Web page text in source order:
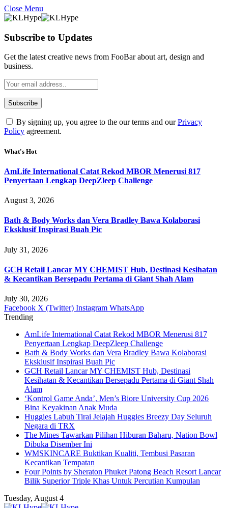
Close Menu
Subscribe to Updates
Get the latest creative news from FooBar about art, design and
business.
By signing up, you agree to the our terms and ourPrivacy
Policy agreement.
What's Hot
AmLife International Catat Rekod MBOR Menerusi 817
Penyertaan Lengkap DeepZleep Challenge
August 3, 2026
Bath & Body Works dan Vera Bradley Bawa Kolaborasi
Eksklusif Inspirasi Buah Pic
July 31, 2026
GCH Retail Lancar MY CHEMIST Hub, Destinasi Kesihatan
& Kecantikan Bersepadu Pertama di Giant Shah Alam
July 30, 2026
Facebook X (Twitter) Instagram WhatsApp
Trending
AmLife International Catat Rekod MBOR Menerusi 817
Penyertaan Lengkap DeepZleep Challenge
Bath & Body Works dan Vera Bradley Bawa Kolaborasi
Eksklusif Inspirasi Buah Pic
GCH Retail Lancar MY CHEMIST Hub, Destinasi
Kesihatan & Kecantikan Bersepadu Pertama di Giant Shah
Alam
‘Kontrol Game Anda’, Men’s Biore University Cup 2026
Bina Keyakinan Anak Muda
Huggies Labuh Tirai Jelajah Huggies Breezy Day Seluruh
Negara di TRX
The Mines Tawarkan Pilihan Hiburan Baharu, Nation Bowl
Dibuka Disember Ini
WMSKINCARE Buktikan Kualiti, Tembusi Pasaran
Kecantikan Tempatan
Four Points by Sheraton Phuket Patong Beach Resort Lancar
Bilik Superior Triple Khas Untuk Percutian Kumpulan
Tuesday, August 4